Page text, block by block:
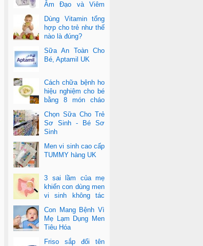
Âm Đạo và Viêm
Dùng Vitamin tổng
hợp cho trẻ như thế
nào là đúng?
Sữa An Toàn Cho
Bé, Aptamil UK
Cách chữa bệnh ho
hiệu nghiệm cho bé
bằng 8 món cháo
Chọn Sữa Cho Trẻ
Sơ Sinh - Bé Sơ
Sinh
Men vi sinh cao cấp
TUMMY hàng UK
3 sai lầm của mẹ
khiến con dùng men
vi sinh không tác
Con Mang Bệnh Vì
Mẹ Lạm Dụng Men
Tiêu Hóa
Friso sắp đổi tên